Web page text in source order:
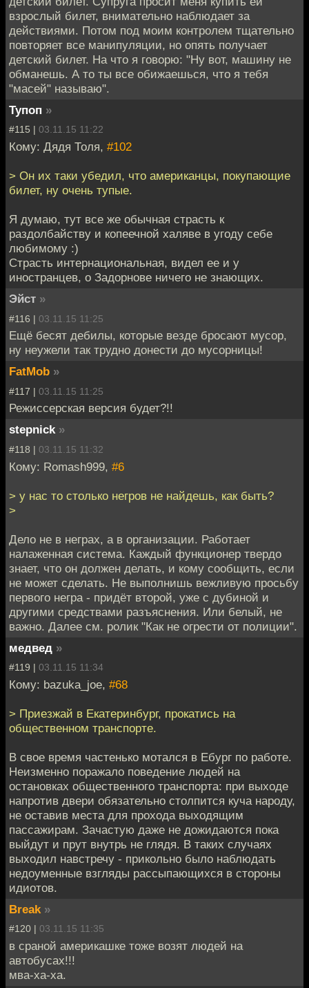
взрослый билет, внимательно наблюдает за
действиями. Потом под моим контролем тщательно
повторяет все манипуляции, но опять получает
детский билет. На что я говорю: "Ну вот, машину не
обманешь. А то ты все обижаешься, что я тебя
"масей" называю".
Тупоп »
#115 | 03.11.15 11:22
Кому: Дядя Толя, #102
> Он их таки убедил, что американцы, покупающие
билет, ну очень тупые.
Я думаю, тут все же обычная страсть к
раздолбайству и копеечной халяве в угоду себе
любимому :)
Страсть интернациональная, видел ее и у
иностранцев, о Задорнове ничего не знающих.
Эйст »
#116 | 03.11.15 11:25
Ещё бесят дебилы, которые везде бросают мусор,
ну неужели так трудно донести до мусорницы!
FatMob »
#117 | 03.11.15 11:25
Режиссерская версия будет?!!
stepnick »
#118 | 03.11.15 11:32
Кому: Romash999, #6
> у нас то столько негров не найдешь, как быть?
>
Дело не в неграх, а в организации. Работает
налаженная система. Каждый функционер твердо
знает, что он должен делать, и кому сообщить, если
не может сделать. Не выполнишь вежливую просьбу
первого негра - придёт второй, уже с дубиной и
другими средствами разъяснения. Или белый, не
важно. Далее см. ролик "Как не огрести от полиции".
медвед »
#119 | 03.11.15 11:34
Кому: bazuka_joe, #68
> Приезжай в Екатеринбург, прокатись на
общественном транспорте.
В свое время частенько мотался в Ебург по работе.
Неизменно поражало поведение людей на
остановках общественного транспорта: при выходе
напротив двери обязательно столпится куча народу,
не оставив места для прохода выходящим
пассажирам. Зачастую даже не дожидаются пока
выйдут и прут внутрь не глядя. В таких случаях
выходил навстречу - прикольно было наблюдать
недоуменные взгляды рассыпающихся в стороны
идиотов.
Break »
#120 | 03.11.15 11:35
в сраной америкашке тоже возят людей на
автобусах!!!
мва-ха-ха.